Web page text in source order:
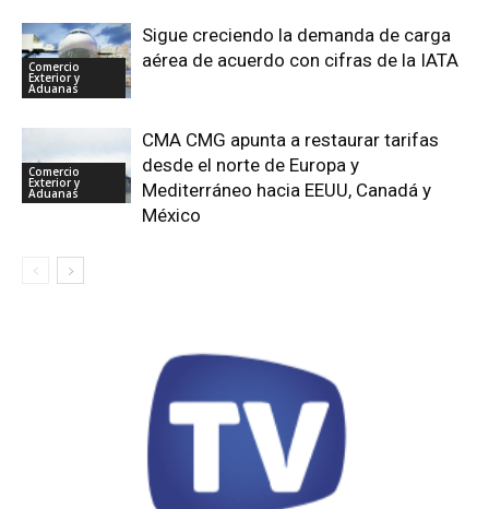
Comercio
Exterior y
Aduanas
Sigue creciendo la demanda de carga
aérea de acuerdo con cifras de la IATA
Comercio
Exterior y
Aduanas
CMA CMG apunta a restaurar tarifas
desde el norte de Europa y
Mediterráneo hacia EEUU, Canadá y
México